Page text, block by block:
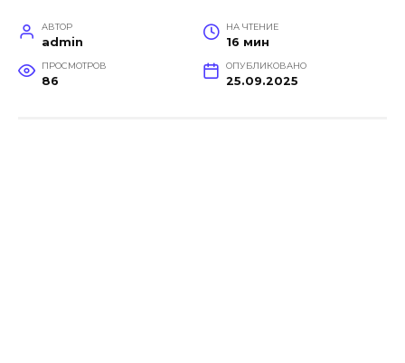
АВТОР
admin
НА ЧТЕНИЕ
16 мин
ПРОСМОТРОВ
86
ОПУБЛИКОВАНО
25.09.2025